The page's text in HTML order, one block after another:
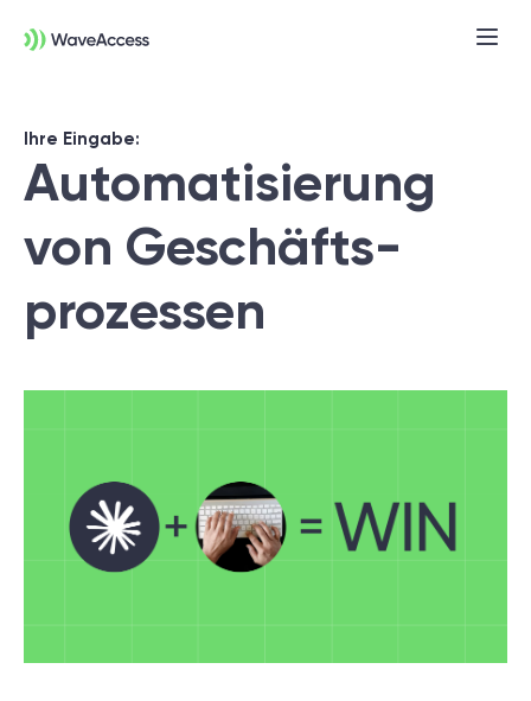
Ihre Eingabe:
Automatisierung
von Geschäfts-
prozessen
Noch nicht sicher, was Sie
das Fundament für ein erfolgreiches
Projektsetup.